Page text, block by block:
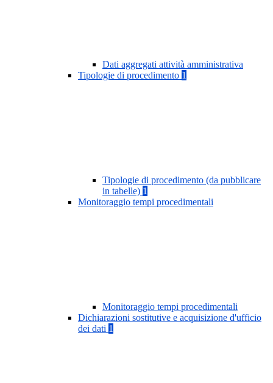
Dati aggregati attività amministrativa
Tipologie di procedimento 1
Tipologie di procedimento (da pubblicare
in tabelle) 1
Monitoraggio tempi procedimentali
Monitoraggio tempi procedimentali
Dichiarazioni sostitutive e acquisizione d'ufficio
dei dati 1